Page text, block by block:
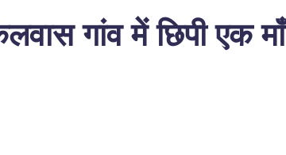
गांव में छिपी एक माँ